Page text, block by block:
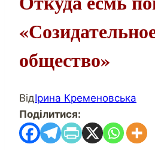
общество»
ВідІрина Кременовська
Поділитися: